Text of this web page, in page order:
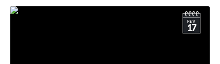
FEV
17